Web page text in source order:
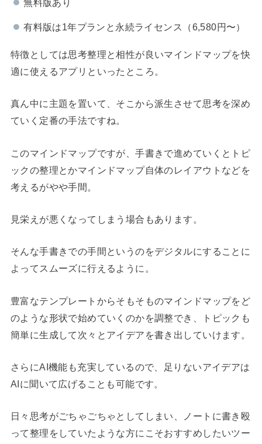
無料版あり
有料版は1年プランと永続ライセンス（6,580円〜）
特徴としては思考整理と相性が良いマインドマップを快
適に使えるアプリといったところ。
真ん中に主題を置いて、そこから派生させて思考を深め
ていく定番の手法ですね。
このマインドマップですが、手書きで進めていくとトピ
ックの整理とかマインドマップ自体のレイアウトなどを
考えるがやや手間。
見栄えが悪くなってしまう場合もあります。
そんな手書きでの手間というのをデジタルにすることに
よってスムーズに行えるように。
豊富なテンプレートからそもそものマインドマップをど
のような形状で始めていくのかを調整でき、トピックも
簡単に生成して次々とアイデアを書き出していけます。
さらにAI機能も充実しているので、足りないアイデアは
AIに聞いて広げることも可能です。
日々思考がごちゃごちゃとしてしまい、ノートに書き殴
って整理をしていたような方にこそおすすめしたいツー